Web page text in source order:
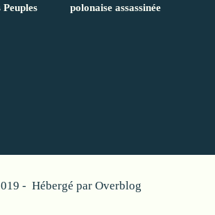
polonaise assassinée
- Hébergé par Overblog